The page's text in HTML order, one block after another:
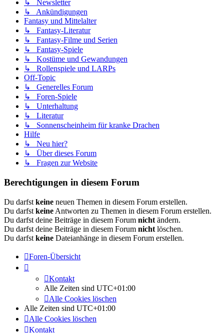
↳ Newsletter
↳ Ankündigungen
Fantasy und Mittelalter
↳ Fantasy-Literatur
↳ Fantasy-Filme und Serien
↳ Fantasy-Spiele
↳ Kostüme und Gewandungen
↳ Rollenspiele und LARPs
Off-Topic
↳ Generelles Forum
↳ Foren-Spiele
↳ Unterhaltung
↳ Literatur
↳ Sonnenscheinheim für kranke Drachen
Hilfe
↳ Neu hier?
↳ Über dieses Forum
↳ Fragen zur Website
Berechtigungen in diesem Forum
Du darfst keine neuen Themen in diesem Forum erstellen.
Du darfst keine Antworten zu Themen in diesem Forum erstellen.
Du darfst deine Beiträge in diesem Forum nicht ändern.
Du darfst deine Beiträge in diesem Forum nicht löschen.
Du darfst keine Dateianhänge in diesem Forum erstellen.
Foren-Übersicht
Kontakt
Alle Zeiten sind UTC+01:00
Alle Cookies löschen
Alle Zeiten sind UTC+01:00
Alle Cookies löschen
Kontakt